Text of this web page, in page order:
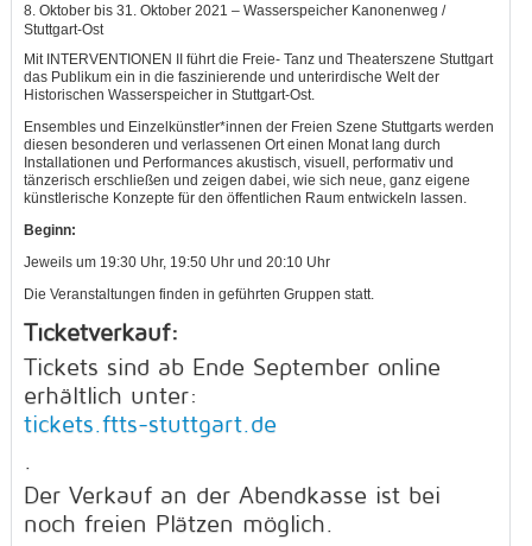
8. Oktober bis 31. Oktober 2021 – Wasserspeicher Kanonenweg /
Stuttgart-Ost
Mit INTERVENTIONEN II führt die Freie- Tanz und Theaterszene Stuttgart
das Publikum ein in die faszinierende und unterirdische Welt der
Historischen Wasserspeicher in Stuttgart-Ost.
Ensembles und Einzelkünstler*innen der Freien Szene Stuttgarts werden
diesen besonderen und verlassenen Ort einen Monat lang durch
Installationen und Performances akustisch, visuell, performativ und
tänzerisch erschließen und zeigen dabei, wie sich neue, ganz eigene
künstlerische Konzepte für den öffentlichen Raum entwickeln lassen.
Beginn:
Jeweils um 19:30 Uhr, 19:50 Uhr und 20:10 Uhr
Die Veranstaltungen finden in geführten Gruppen statt.
Ticketverkauf:
Tickets sind ab Ende September online
erhältlich unter:
tickets.ftts-stuttgart.de
Der Verkauf an der Abendkasse ist bei
noch freien Plätzen möglich.